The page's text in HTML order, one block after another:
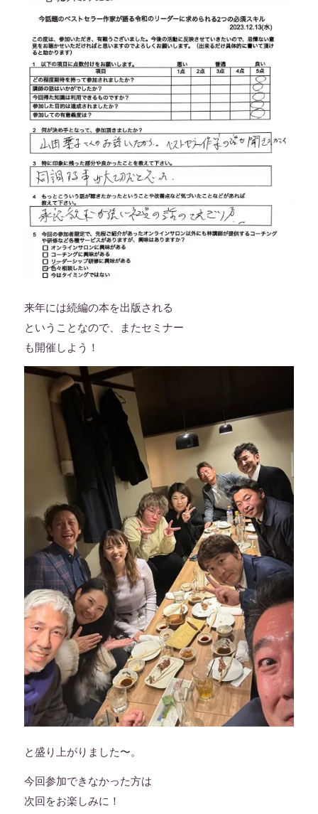
来年には続編の本を出版される
ということなので、またセミナー
も開催しよう！
と盛り上がりました〜。
今回参加できなかった方は
次回をお楽しみに！